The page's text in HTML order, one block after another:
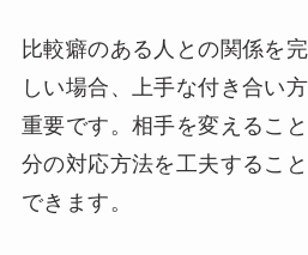
比較癖のある人との関係を
しい場合、上手な付き合い
重要です。相手を変えるこ
分の対応方法を工夫するこ
できます。